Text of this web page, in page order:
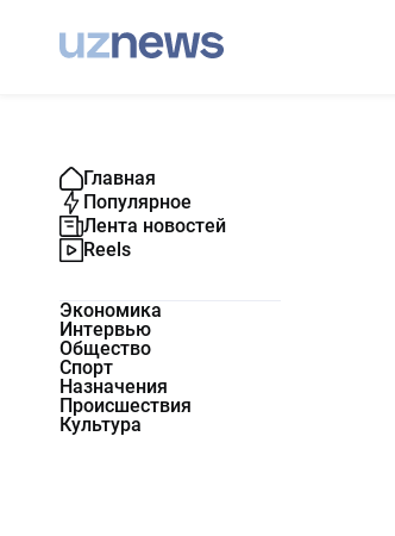
Главная
Популярное
Лента новостей
Reels
Экономика
Интервью
Общество
Спорт
Назначения
Происшествия
Культура